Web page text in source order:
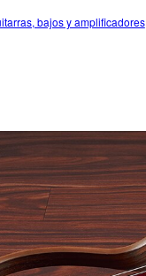
bajos y amplificadores